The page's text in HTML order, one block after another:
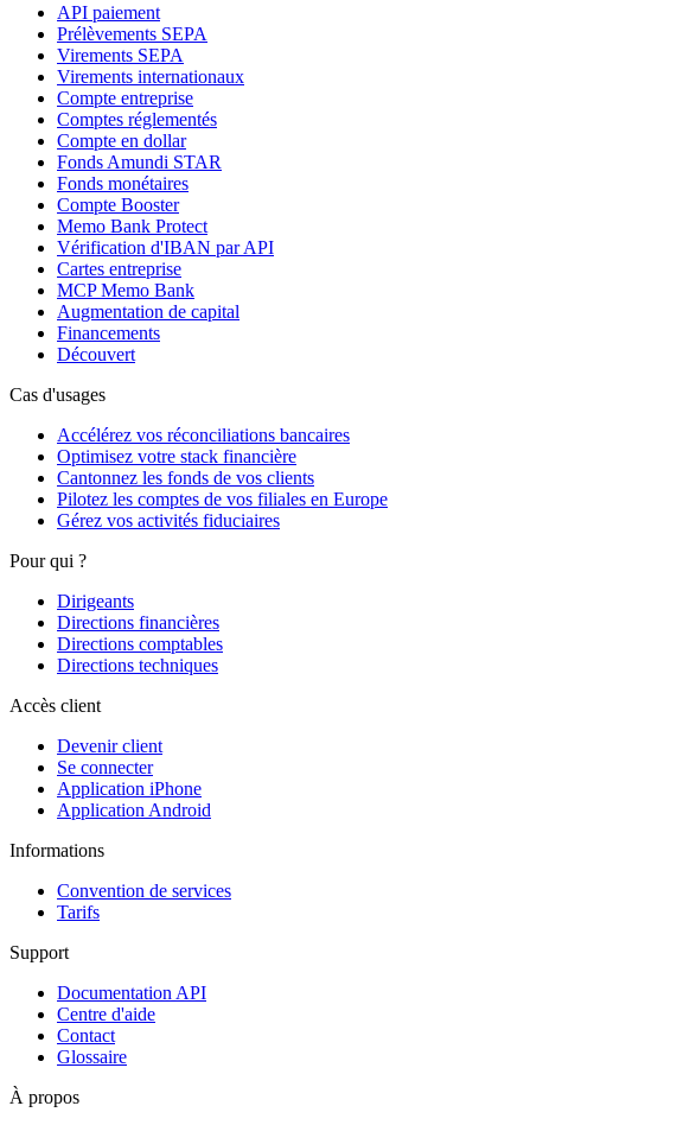
API paiement
Prélèvements SEPA
Virements SEPA
Virements internationaux
Compte entreprise
Comptes réglementés
Compte en dollar
Fonds Amundi STAR
Fonds monétaires
Compte Booster
Memo Bank Protect
Vérification d'IBAN par API
Cartes entreprise
MCP Memo Bank
Augmentation de capital
Financements
Découvert
Cas d'usages
Accélérez vos réconciliations bancaires
Optimisez votre stack financière
Cantonnez les fonds de vos clients
Pilotez les comptes de vos filiales en Europe
Gérez vos activités fiduciaires
Pour qui ?
Dirigeants
Directions financières
Directions comptables
Directions techniques
Accès client
Devenir client
Se connecter
Application iPhone
Application Android
Informations
Convention de services
Tarifs
Support
Documentation API
Centre d'aide
Contact
Glossaire
À propos